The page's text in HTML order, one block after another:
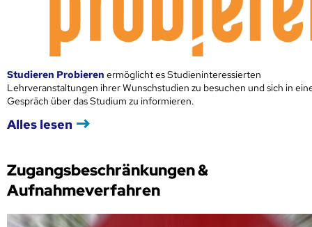
Studieren Probieren ermöglicht es Studieninteressierten
Lehrveranstaltungen ihrer Wunschstudien zu besuchen und sich in
Gespräch über das Studium zu informieren.
Alles lesen
Zugangsbeschränkungen &
Aufnahmeverfahren